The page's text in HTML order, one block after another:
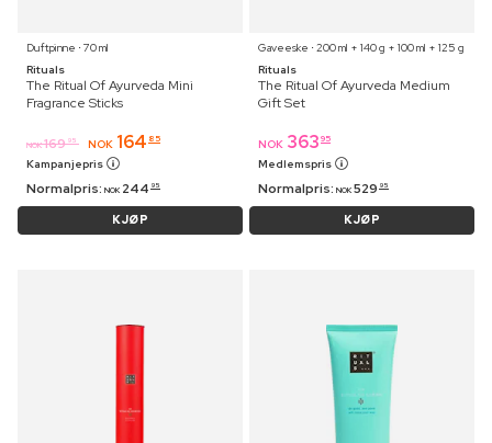
Duftpinne ⋅ 70 ml
Rituals
The Ritual Of Ayurveda Mini
Fragrance Sticks
NOK 169 95 NOK 164 85
Kampanjepris
Normalpris: NOK 244 95
KJØP
Gaveeske ⋅ 200 ml + 140 g + 100 ml + 125 g
Rituals
The Ritual Of Ayurveda Medium
Gift Set
NOK 363 95
Medlemspris
Normalpris: NOK 529 95
KJØP